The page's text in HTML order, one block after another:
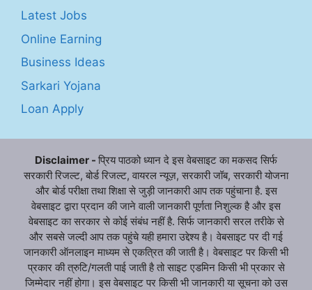
Latest Jobs
Online Earning
Business Ideas
Sarkari Yojana
Loan Apply
Disclaimer - प्रिय पाठको ध्यान दे इस वेबसाइट का मकसद सिर्फ
सरकारी रिजल्ट, बोर्ड रिजल्ट, वायरल न्यूज़, सरकारी जॉब, सरकारी योजना
और बोर्ड परीक्षा तथा शिक्षा से जुड़ी जानकारी आप तक पहुंचाना है. इस
वेबसाइट द्वारा प्रदान की जाने वाली जानकारी पूर्णता निशुल्क है और इस
वेबसाइट का सरकार से कोई संबंध नहीं है. सिर्फ जानकारी सरल तरीके से
और सबसे जल्दी आप तक पहुंचे यही हमारा उद्देश्य है। वेबसाइट पर दी गई
जानकारी ऑनलाइन माध्यम से एकत्रित की जाती है। वेबसाइट पर किसी भी
प्रकार की त्रुटि/गलती पाई जाती है तो साइट एडमिन किसी भी प्रकार से
जिम्मेदार नहीं होगा। इस वेबसाइट पर किसी भी जानकारी या सूचना को उस